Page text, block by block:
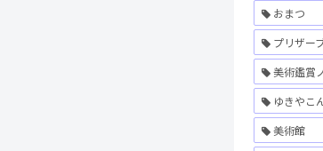
おまつ
プリザー
美術鑑賞
ゆきやこ
美術館